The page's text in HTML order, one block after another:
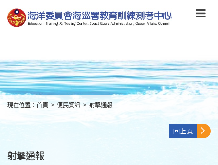
到
主
要
to
main
content
:::
現在位置： 首頁 > 便民資訊 > 射擊通報
回上頁
射擊通報